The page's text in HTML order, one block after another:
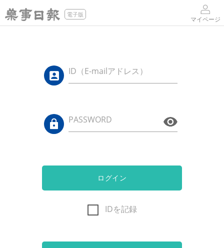
電子版
マイページ
ID（E-mailアドレス）
PASSWORD
ログイン
IDを記録